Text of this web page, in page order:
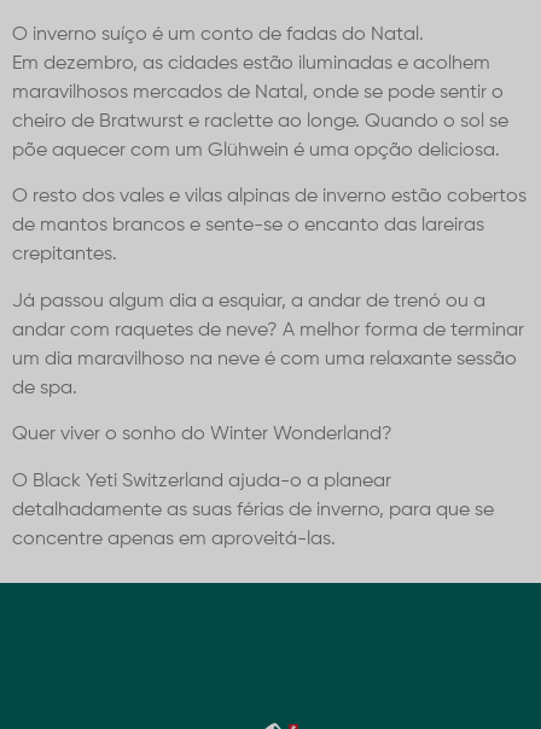
O inverno suíço é um conto de fadas do Natal.
Em dezembro, as cidades estão iluminadas e acolhem
maravilhosos mercados de Natal, onde se pode sentir o
cheiro de Bratwurst e raclette ao longe. Quando o sol se
põe aquecer com um Glühwein é uma opção deliciosa.
O resto dos vales e vilas alpinas de inverno estão cobertos
de mantos brancos e sente-se o encanto das lareiras
crepitantes.
Já passou algum dia a esquiar, a andar de trenó ou a
andar com raquetes de neve? A melhor forma de terminar
um dia maravilhoso na neve é ​​​​com uma relaxante sessão
de spa.
Quer viver o sonho do Winter Wonderland?
O Black Yeti Switzerland ajuda-o a planear
detalhadamente as suas férias de inverno, para que se
concentre apenas em aproveitá-las.